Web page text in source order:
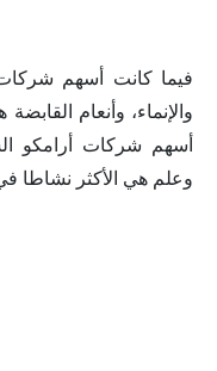
فيما كانت أسهم
والإنماء، وأنعام
أسهم شركات أرامكو
وعلم هي الأكثر نشاطا